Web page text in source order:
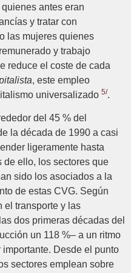
antes eran
y tratar con
las mujeres quienes
y trabajo
reduce el coste de cada
, este empleo
universalizado 5/.
del 45 % del
la década de 1990 a casi
ligeramente hasta
de ello, los sectores que
sido los asociados a la
de estas CVG. Según
el transporte y las
dos primeras décadas del
un 118 %– a un ritmo
Desde el punto
sectores emplean sobre